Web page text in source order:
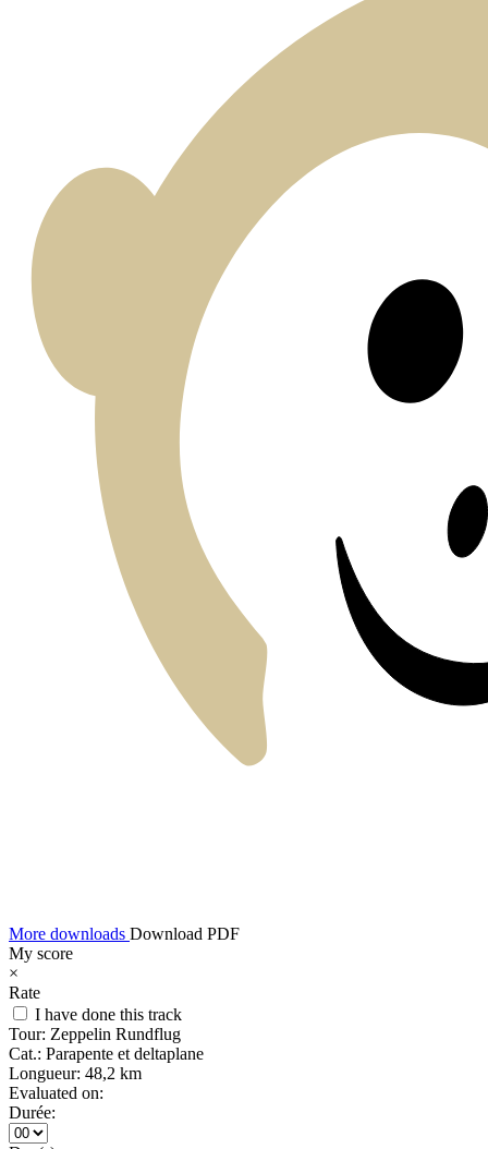
More downloads Download PDF
My score
×
Rate
I have done this track
Tour: Zeppelin Rundflug
Cat.: Parapente et deltaplane
Longueur: 48,2 km
Evaluated on:
Durée: